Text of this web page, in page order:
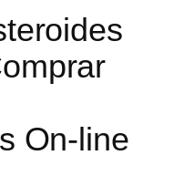
On-line